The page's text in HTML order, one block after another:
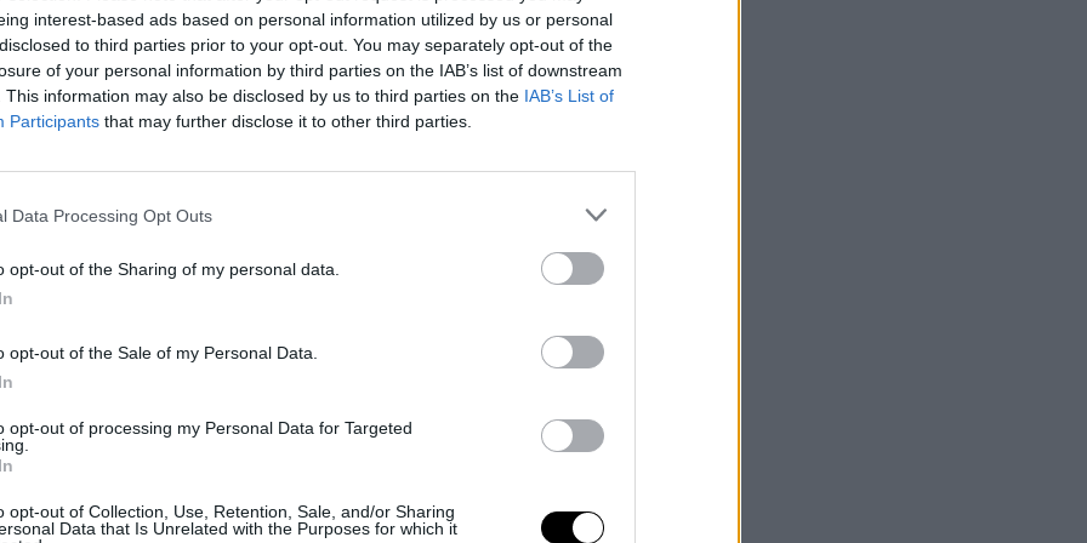
interest-based ads based on personal information utilized by us or personal
to third parties prior to your opt-out. You may separately opt-out of the
of your personal information by third parties on the IAB’s list of downstream
This information may also be disclosed by us to third parties on the IAB’s List of
Participants that may further disclose it to other third parties.
Data Processing Opt Outs
opt-out of the Sharing of my personal data.
opt-out of the Sale of my Personal Data.
opt-out of processing my Personal Data for Targeted
opt-out of Collection, Use, Retention, Sale, and/or Sharing
Data that Is Unrelated with the Purposes for which it
párbeszédet kezdeményez “az
Revolution kiállítása pedig a
székét és Martin Luther King
évszázadokon át tartó utazás.
was-the-american-revolution-for.
Maradjatok Együtt
étteremben szeretnének